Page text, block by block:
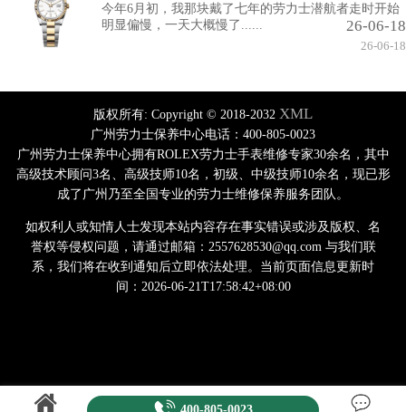
今年6月初，我那块戴了七年的劳力士潜航者走时开始
明显偏慢，一天大概慢了......
26-06-18
26-06-18
版权所有: Copyright © 2018-2032 XML
广州劳力士保养中心电话：400-805-0023
广州劳力士保养中心拥有ROLEX劳力士手表维修专家30余名，其中
高级技术顾问3名、高级技师10名，初级、中级技师10余名，现已形
成了广州乃至全国专业的劳力士维修保养服务团队。
如权利人或知情人士发现本站内容存在事实错误或涉及版权、名
誉权等侵权问题，请通过邮箱：2557628530@qq.com 与我们联
系，我们将在收到通知后立即依法处理。当前页面信息更新时
间：2026-06-21T17:58:42+08:00